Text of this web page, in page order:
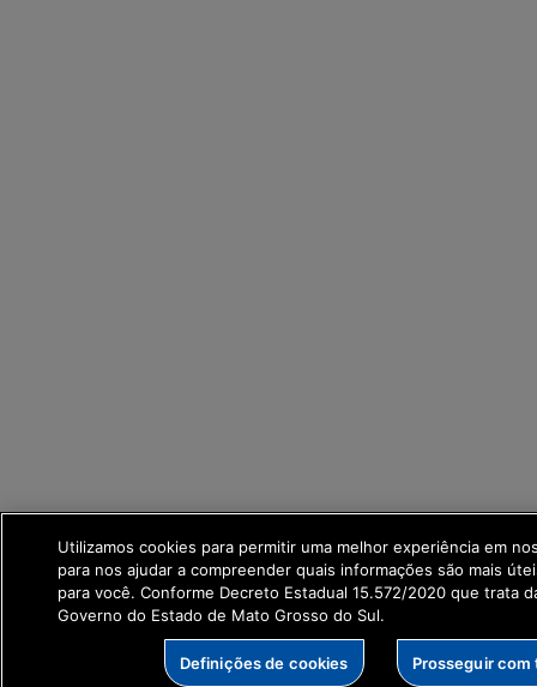
Utilizamos cookies para permitir uma melhor experiência em
para nos ajudar a compreender quais informações são mais
para você. Conforme Decreto Estadual 15.572/2020 que trata
Governo do Estado de Mato Grosso do Sul.
Definições de cookies Prosseguir com